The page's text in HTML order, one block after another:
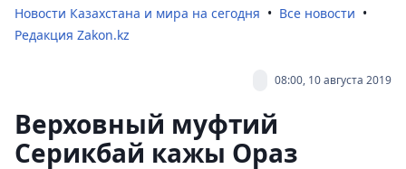
Новости Казахстана и мира на сегодня
Все новости
Редакция Zakon.kz
08:00, 10 августа 2019
Верховный муфтий
Серикбай кажы Ораз